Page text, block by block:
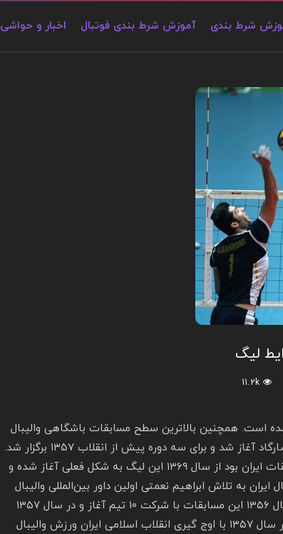
شرط بندی آموزش شرط بندی فوتبال اخبار و حواشی
11.2k
شده است. همچنین بالاترین سطح مسابقات باشگاهی والیبال
در ایران را دارد. در دوره پهلوی و سال ۱۳۵۴ به عنوان جام پاسارگاد آغاز شد و برای سه دوره پیش از انقلاب ۱۳۵۷ برگزار شد.
باشگاه دخانیات تهران جزو اولین قهرمانان این دوره از مسابقات ایران بود از سال ۱۳۶۹ این لیگ به شکل فعلی آغاز شده و
لیگ والیبال ایران به تلاش ابراهیم نعمتی اولین داور بین‌المللی والیبال
ایران سامانه جامع پاسارگاد با حضور ۱۲ تیم برگزار شد. در سال ۱۳۵۶ این مسابقات با شرکت ۱۰ تیم آغاز و در سال ۱۳۵۷
پایان یافت و تیم استقلال توانست مقام اول را کسب کند. در سال ۱۳۵۷ با اوج گیری انقلاب اسلامی ایران ورزش والیبال